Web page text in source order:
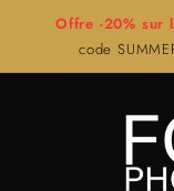
Offre -20% sur
code